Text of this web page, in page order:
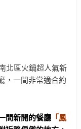
間新開的餐廳 「鳳